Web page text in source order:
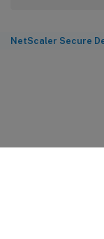
NetScaler Secure